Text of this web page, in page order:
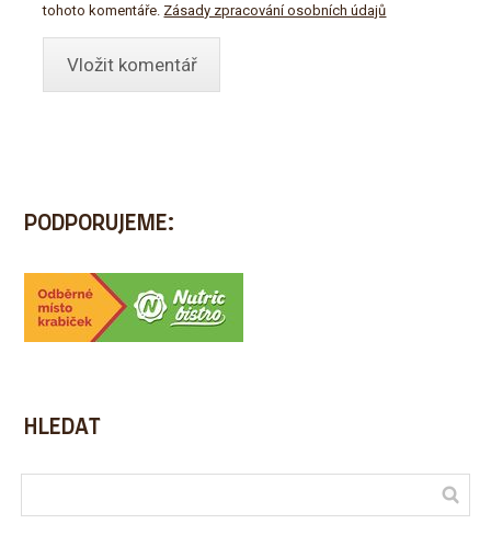
tohoto komentáře. Zásady zpracování osobních údajů
PODPORUJEME:
HLEDAT